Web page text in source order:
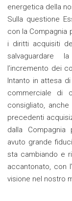
energetica della
Sulla questione
con la Compagnia
i diritti acquisiti
salvaguardare
l’incremento dei
Intanto in attesa
commerciale di
consigliato,
precedenti
dalla Compagnia
avuto grande
sta cambiando e
accantonato, con
visione nel nostro